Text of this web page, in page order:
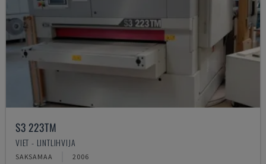
S3 223TM
VIET - LINTLIHVIJA
SAKSAMAA 2006